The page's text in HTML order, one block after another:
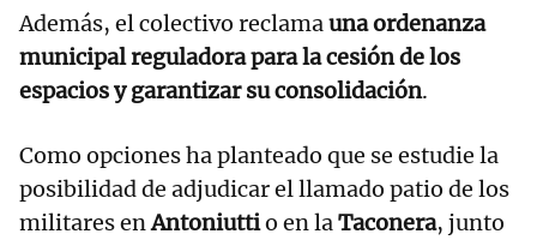
Además, el colectivo reclamauna ordenanza
municipal reguladora para la cesión de los
espacios y garantizar su consolidación.
Como opciones ha planteado que se estudie la
posibilidad de adjudicar el llamado patio de los
militares enAntoniuttio en laTaconera, junto